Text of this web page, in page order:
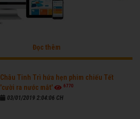
Đọc thêm
Châu Tinh Trì hứa hẹn phim chiếu Tết
'cười ra nước mắt'
6770
03/01/2019 2:04:06 CH